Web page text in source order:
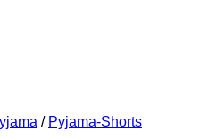
/ Pyjama-Shorts